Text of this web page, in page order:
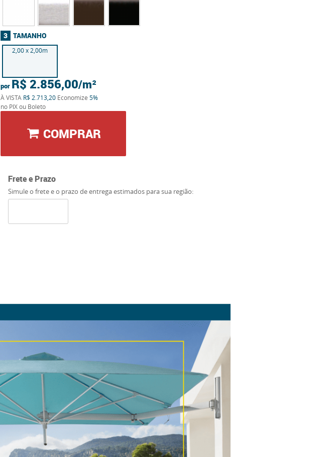
TAMANHO
2,00 x 2,00m
por R$ 2.856,00
À VISTA R$ 2.713,20Economize 5%
no PIX ou Boleto
COMPRAR
Frete e Prazo
Simule o frete e o prazo de entrega estimados para sua região: